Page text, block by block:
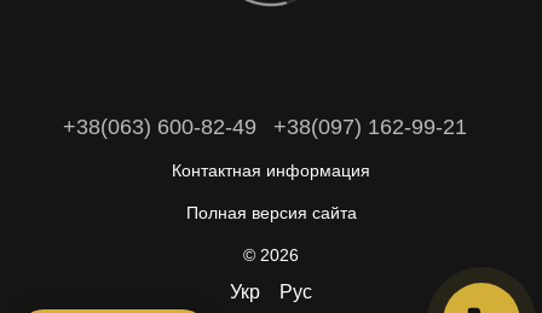
+38(063) 600-82-49 +38(097) 162-99-21
Контактная информация
Полная версия сайта
© 2026
Укр Рус